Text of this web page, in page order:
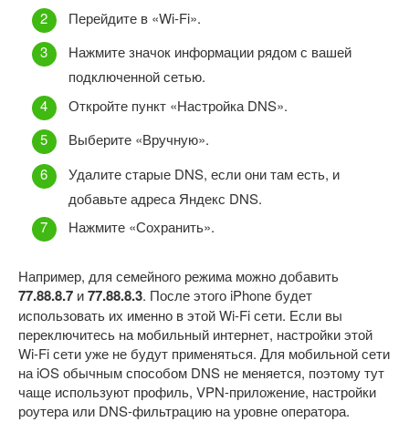
Перейдите в «Wi-Fi».
Нажмите значок информации рядом с вашей
подключенной сетью.
Откройте пункт «Настройка DNS».
Выберите «Вручную».
Удалите старые DNS, если они там есть, и
добавьте адреса Яндекс DNS.
Нажмите «Сохранить».
Например, для семейного режима можно добавить
77.88.8.7 и77.88.8.3. После этого iPhone будет
использовать их именно в этой Wi-Fi сети. Если вы
переключитесь на мобильный интернет, настройки этой
Wi-Fi сети уже не будут применяться. Для мобильной сети
на iOS обычным способом DNS не меняется, поэтому тут
чаще используют профиль, VPN-приложение, настройки
роутера или DNS-фильтрацию на уровне оператора.